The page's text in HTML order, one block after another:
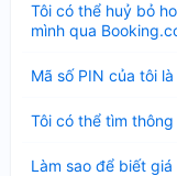
Tôi có thể huỷ bỏ
mình qua
thu
gọn
Mã số PIN của tôi
thu
Tôi có thể tìm
thu
Làm sao để biết
thu